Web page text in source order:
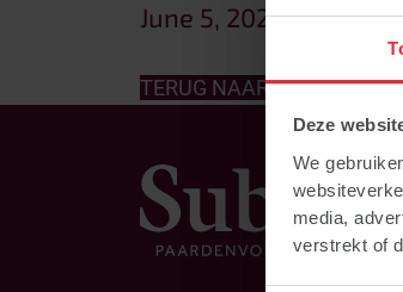
Deze
We
media,
verstrekt of
June 5, 2025
TERUG NAAR HET